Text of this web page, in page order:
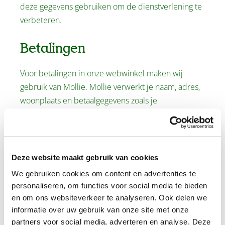
Deze website maakt gebruik van cookies
We gebruiken cookies om content en advertenties te
personaliseren, om functies voor social media te bieden
en om ons websiteverkeer te analyseren. Ook delen we
informatie over uw gebruik van onze site met onze
partners voor social media, adverteren en analyse. Deze
deze gegevens gebruiken om de dienstverlening te
verbeteren.
Betalingen
Voor betalingen in onze webwinkel maken wij
gebruik van Mollie. Mollie verwerkt je naam, adres,
woonplaats en betaalgegevens zoals je
bankrekening- of creditcardnummer. Mollie heeft
passende beveiligingsmaatregelen genomen om je
niet langer dan wettelijk is toegestaan.
Beoordelingen
Wij verzamelen reviews via WebwinkelKeur.
Wanneer je een review achterlaat, ben je verplicht